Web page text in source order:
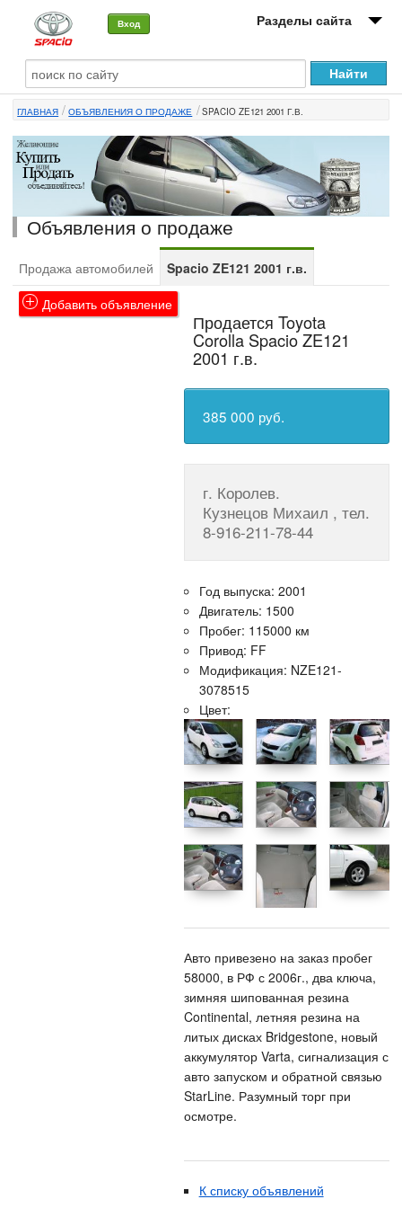
Вход Разделы сайта
О машине
Автоклуб
Форумы
Сервисы и услуги
Новости
ГЛАВНАЯ ОБЪЯВЛЕНИЯ О ПРОДАЖЕ SPACIO ZE121 2001 Г.В.
Объявления о продаже
Продажа автомобилей
Spacio ZE121 2001 г.в.
Добавить объявление
Продается Toyota
Corolla Spacio ZE121
2001 г.в.
385 000 руб.
г. Королев.
Кузнецов Михаил , тел.
8-916-211-78-44
Год выпуска: 2001
Двигатель: 1500
Пробег: 115000 км
Привод: FF
Модификация: NZE121-
3078515
Цвет:
Авто привезено на заказ пробег
58000, в РФ с 2006г., два ключа,
зимняя шипованная резина
Continental, летняя резина на
литых дисках Bridgestone, новый
аккумулятор Varta, сигнализация с
авто запуском и обратной связью
StarLine. Разумный торг при
осмотре.
К списку объявлений